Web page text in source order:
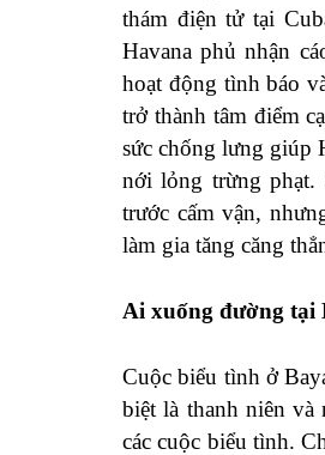
thám điện tử tại
Havana phủ nhận
hoạt động tình báo
trở thành tâm điểm
sức chống lưng giúp
nới lỏng trừng phạt.
trước cấm vận,
làm gia tăng căng
Ai xuống đường tại
Cuộc biểu tình ở
biệt là thanh niên
các cuộc biểu tình.